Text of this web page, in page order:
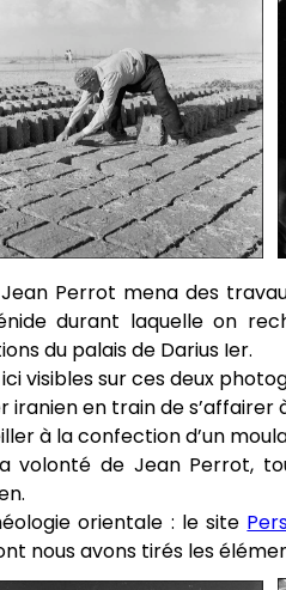
Perrot mena des
durant laquelle on
du palais de Darius Ier.
visibles sur ces deux
en train de
à la confection d’un
volonté de Jean Perrot,
orientale : le site
nous avons tirés les